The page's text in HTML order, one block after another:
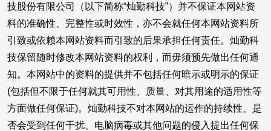
技股份有限公司（以下简称“灿勤科技”）并不保证本网站资
料的准确性、完整性或时效性，亦不会就任何本网站资料所
引致或依赖本网站资料而引致的后果承担任何责任。灿勤科
技保留随时修改本网站资料的权利，而毋须预先做出任何通
知。本网站中的资料的提供并不包括任何暗示或明示的保证
(包括但不限于任何就其可用性、质量、对其用途的适用性等
方面做任何保证)。灿勤科技不对本网站的运作的持续性、是
否会受到任何干扰、电脑病毒或其他问题的侵入提出任何保